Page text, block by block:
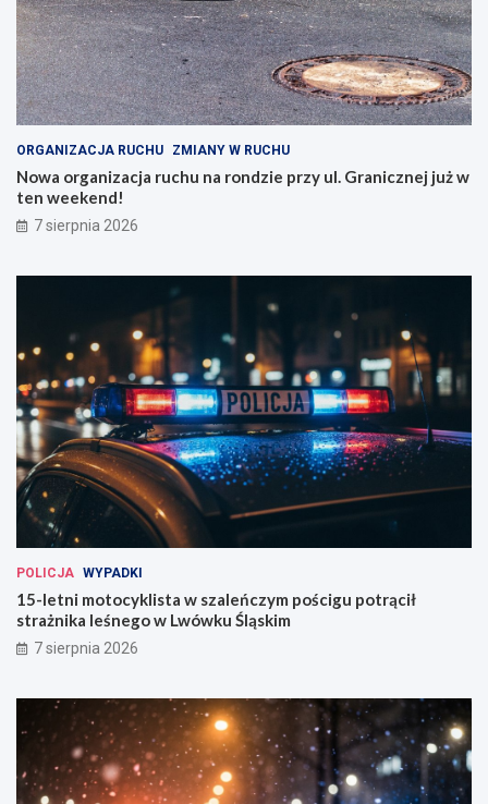
a
w
e
W
r
o
c
a
w
i
.
G
r
a
n
i
c
n
e
j
e
w
e
e
k
e
n
ORGANIZACJA RUCHU ZMIANY W RUCHU
Nowa organizacja ruchu na rondzie przy ul. Granicznej już w
ten weekend!
7 sierpnia 2026
POLICJA WYPADKI
15-letni motocyklista w szaleńczym pościgu potrącił
strażnika leśnego w Lwówku Śląskim
7 sierpnia 2026